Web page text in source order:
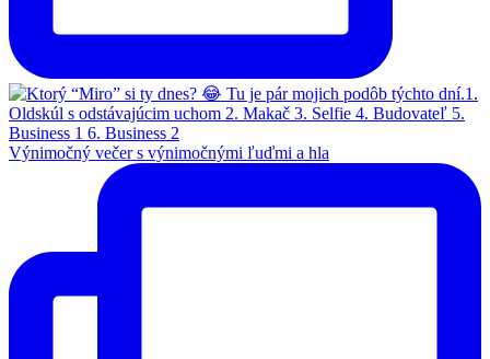
Výnimočný večer s výnimočnými ľuďmi a hla